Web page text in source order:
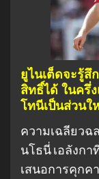
ยูไนเต็ดจะรู้สึ
สิทธิ์ได้ ในครึ่
โทนีเป็นส่วนใ
ความเฉลียวฉ
นโธนี่ เอลังก
เสนอการคุกค